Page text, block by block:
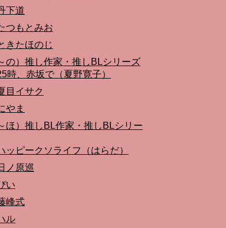
下道
つもとみお
きたほのじ
の）推し作家・推しBLシリーズ
時、赤坂で（夏野寛子）
目イサク
やま
ほ）推しBL作家・推しBLシリー
ッピークソライフ（はらだ）
ノ原巡
い
峰式
ル